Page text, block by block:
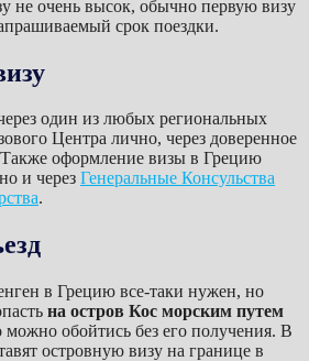
не очень высок, обычно первую визу
срок поездки.
один из любых региональных
Центра лично, через доверенное
оформление визы в Грецию
и через Генеральные Консульства
.
в Грецию все-таки нужен, но
на остров Кос морским путем
можно обойтись без его получения. В
островную визу на границе в